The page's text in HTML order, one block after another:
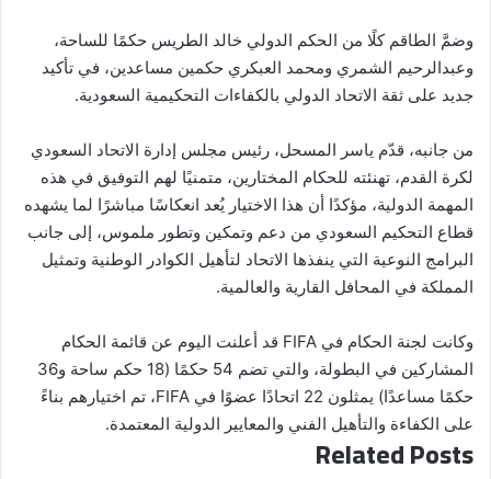
وضمَّ الطاقم كلًا من الحكم الدولي خالد الطريس حكمًا للساحة،
وعبدالرحيم الشمري ومحمد العبكري حكمين مساعدين، في تأكيد
جديد على ثقة الاتحاد الدولي بالكفاءات التحكيمية السعودية.
من جانبه، قدّم ياسر المسحل، رئيس مجلس إدارة الاتحاد السعودي
لكرة القدم، تهنئته للحكام المختارين، متمنيًا لهم التوفيق في هذه
المهمة الدولية، مؤكدًا أن هذا الاختيار يُعد انعكاسًا مباشرًا لما يشهده
قطاع التحكيم السعودي من دعم وتمكين وتطور ملموس، إلى جانب
البرامج النوعية التي ينفذها الاتحاد لتأهيل الكوادر الوطنية وتمثيل
المملكة في المحافل القارية والعالمية.
وكانت لجنة الحكام في FIFA قد أعلنت اليوم عن قائمة الحكام
المشاركين في البطولة، والتي تضم 54 حكمًا (18 حكم ساحة و36
حكمًا مساعدًا) يمثلون 22 اتحادًا عضوًا في FIFA، تم اختيارهم بناءً
على الكفاءة والتأهيل الفني والمعايير الدولية المعتمدة.
Related Posts